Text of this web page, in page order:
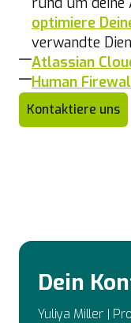
optimiere
verwandte
Atlassian
Human
Kontaktiere uns
Dein
Yuliya Miller |